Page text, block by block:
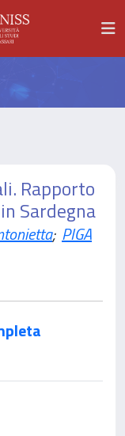
Rapporto
Sardegna
; PIGA